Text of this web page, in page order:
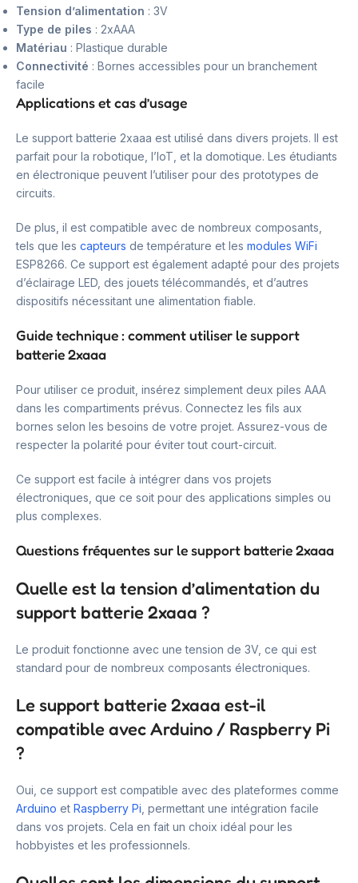
Tension d’alimentation : 3V
Type de piles : 2xAAA
Matériau : Plastique durable
Connectivité : Bornes accessibles pour un branchement
facile
Applications et cas d’usage
Le support batterie 2xaaa est utilisé dans divers projets. Il est
parfait pour la robotique, l’IoT, et la domotique. Les étudiants
en électronique peuvent l’utiliser pour des prototypes de
circuits.
De plus, il est compatible avec de nombreux composants,
tels que les capteurs de température et les modules WiFi
ESP8266. Ce support est également adapté pour des projets
d’éclairage LED, des jouets télécommandés, et d’autres
dispositifs nécessitant une alimentation fiable.
Guide technique : comment utiliser le support
batterie 2xaaa
Pour utiliser ce produit, insérez simplement deux piles AAA
dans les compartiments prévus. Connectez les fils aux
bornes selon les besoins de votre projet. Assurez-vous de
respecter la polarité pour éviter tout court-circuit.
Ce support est facile à intégrer dans vos projets
électroniques, que ce soit pour des applications simples ou
plus complexes.
Questions fréquentes sur le support batterie 2xaaa
Quelle est la tension d’alimentation du
support batterie 2xaaa ?
Le produit fonctionne avec une tension de 3V, ce qui est
standard pour de nombreux composants électroniques.
Le support batterie 2xaaa est-il
compatible avec Arduino / Raspberry Pi
?
Oui, ce support est compatible avec des plateformes comme
Arduino et Raspberry Pi , permettant une intégration facile
dans vos projets. Cela en fait un choix idéal pour les
hobbyistes et les professionnels.